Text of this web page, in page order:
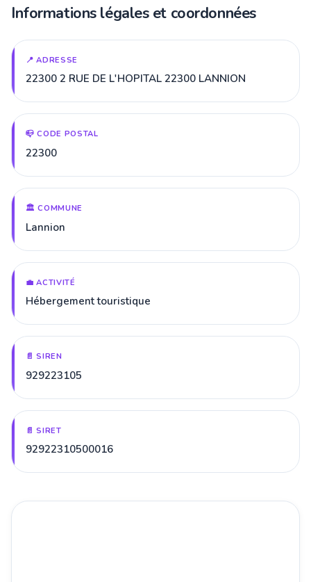
Informations légales et coordonnées
📍 ADRESSE
22300 2 RUE DE L'HOPITAL 22300 LANNION
📪 CODE POSTAL
22300
🏛️ COMMUNE
Lannion
💼 ACTIVITÉ
Hébergement touristique
📄 SIREN
929223105
📄 SIRET
92922310500016